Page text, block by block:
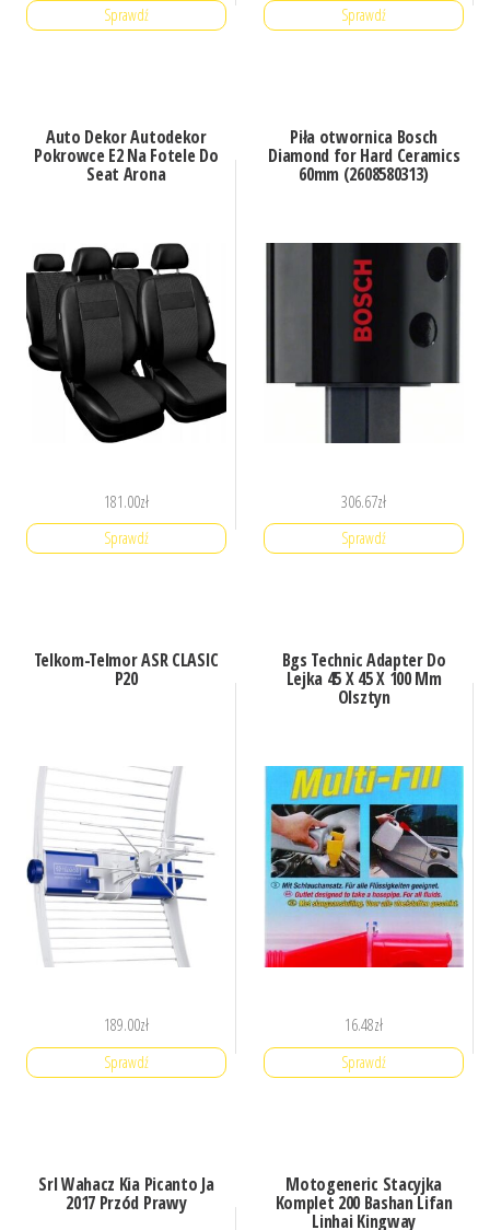
Sprawdź Sprawdź
Auto Dekor Autodekor
Pokrowce E2 Na Fotele Do
Seat Arona
181.00zł
Sprawdź
Piła otwornica Bosch
Diamond for Hard Ceramics
60mm (2608580313)
306.67zł
Sprawdź
Telkom-Telmor ASR CLASIC
P20
189.00zł
Sprawdź
Bgs Technic Adapter Do
Lejka 45 X 45 X 100 Mm
Olsztyn
16.48zł
Sprawdź
Srl Wahacz Kia Picanto Ja
2017 Przód Prawy
Motogeneric Stacyjka
Komplet 200 Bashan Lifan
Linhai Kingway